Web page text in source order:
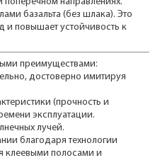
базальта (без шлака). Это
и повышает устойчивость к
преимуществами:
достоверно имитируя
(прочность и
эксплуатации.
лучей.
благодаря технологии
клеевыми полосами и